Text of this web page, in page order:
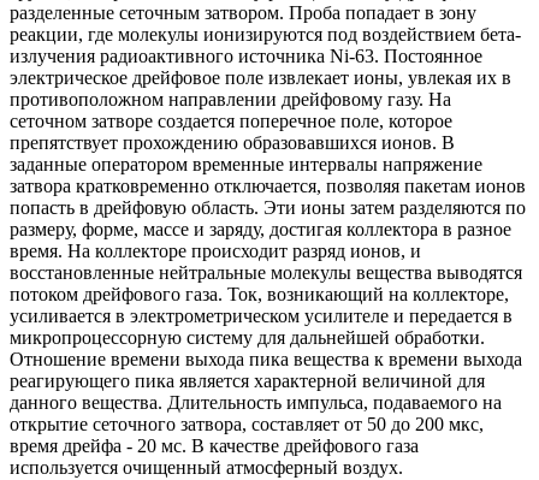
разделенные сеточным затвором. Проба попадает в зону
реакции, где молекулы ионизируются под воздействием бета-
излучения радиоактивного источника Ni-63. Постоянное
электрическое дрейфовое поле извлекает ионы, увлекая их в
противоположном направлении дрейфовому газу. На
сеточном затворе создается поперечное поле, которое
препятствует прохождению образовавшихся ионов. В
заданные оператором временные интервалы напряжение
затвора кратковременно отключается, позволяя пакетам ионов
попасть в дрейфовую область. Эти ионы затем разделяются по
размеру, форме, массе и заряду, достигая коллектора в разное
время. На коллекторе происходит разряд ионов, и
восстановленные нейтральные молекулы вещества выводятся
потоком дрейфового газа. Ток, возникающий на коллекторе,
усиливается в электрометрическом усилителе и передается в
микропроцессорную систему для дальнейшей обработки.
Отношение времени выхода пика вещества к времени выхода
реагирующего пика является характерной величиной для
данного вещества. Длительность импульса, подаваемого на
открытие сеточного затвора, составляет от 50 до 200 мкс,
время дрейфа - 20 мс. В качестве дрейфового газа
используется очищенный атмосферный воздух.